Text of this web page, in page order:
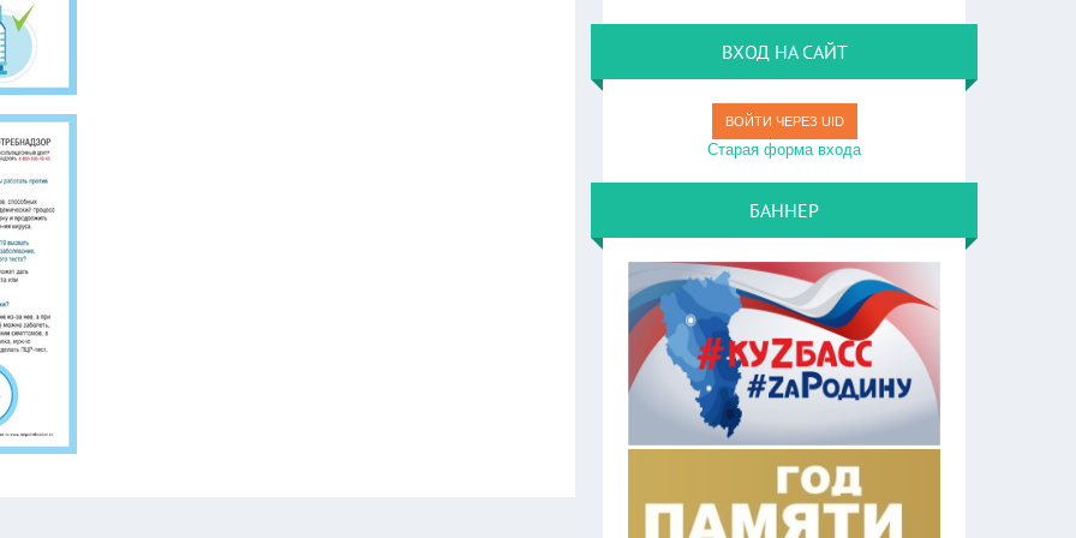
ВХОД НА САЙТ
ВОЙТИ ЧЕРЕЗ UID
Старая форма входа
БАННЕР